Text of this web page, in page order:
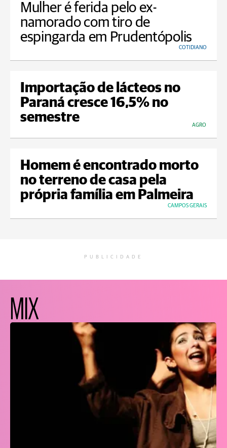
Mulher é ferida pelo ex-
namorado com tiro de
espingarda em Prudentópolis
COTIDIANO
Importação de lácteos no
Paraná cresce 16,5% no
semestre
AGRO
Homem é encontrado morto
no terreno de casa pela
própria família em Palmeira
CAMPOS GERAIS
PUBLICIDADE
MIX